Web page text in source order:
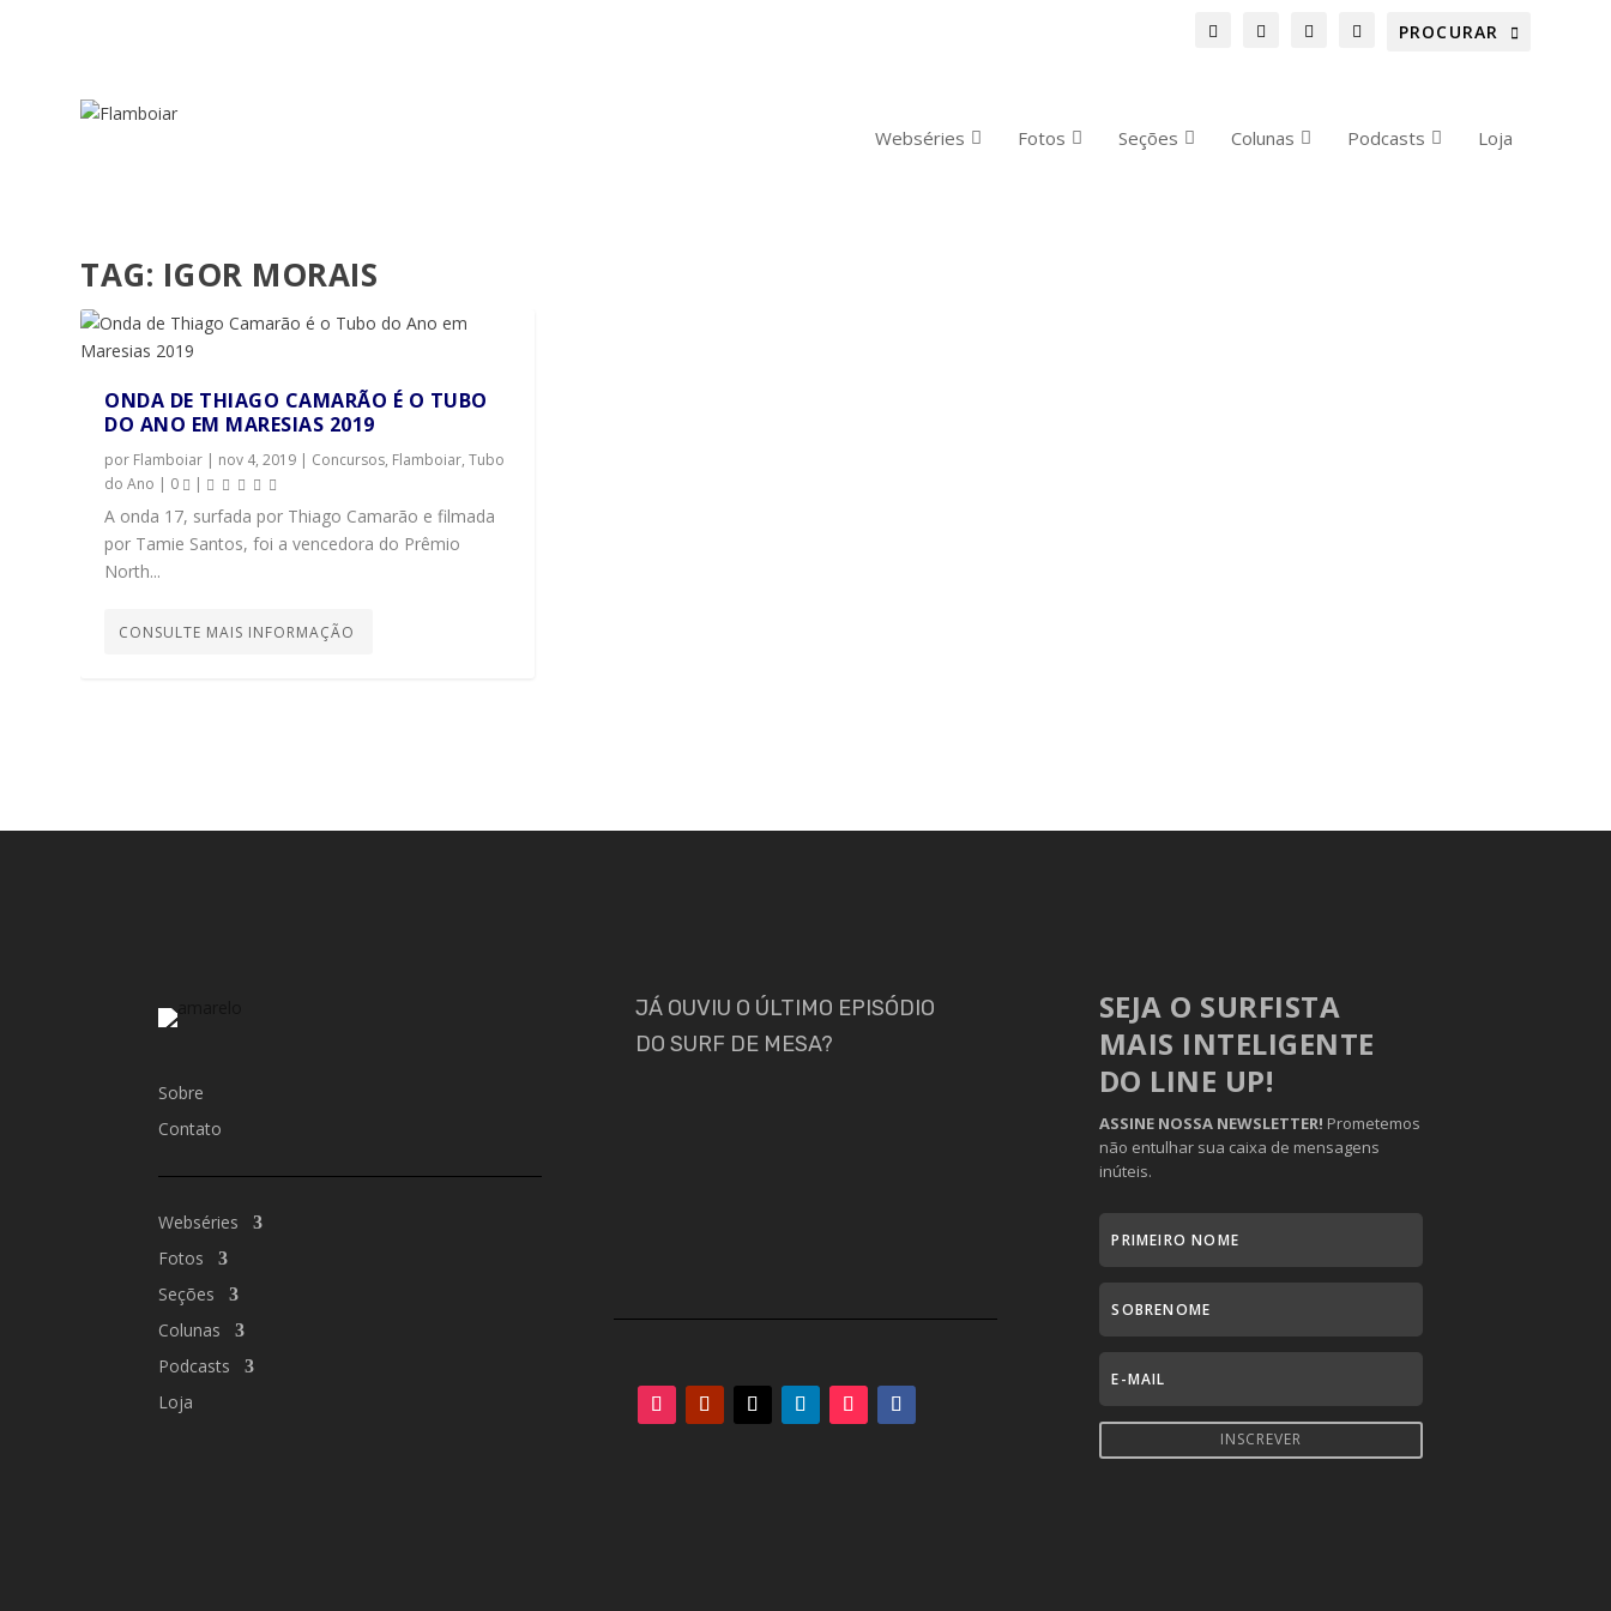
Webséries Fotos Seções Colunas Podcasts Loja
TAG: IGOR MORAIS
ONDA DE THIAGO CAMARÃO É O TUBO
DO ANO EM MARESIAS 2019
por Flamboiar | nov 4, 2019 | Concursos, Flamboiar,Tubo
do Ano | 0 |
A onda 17, surfada por Thiago Camarão e filmada
por Tamie Santos, foi a vencedora do Prêmio
North...
CONSULTE MAIS INFORMAÇÃO
Sobre
Contato
Webséries
Fotos
Seções
Colunas
Podcasts
Loja
JÁ OUVIU O ÚLTIMO EPISÓDIO
DO SURF DE MESA?
SEJA O SURFISTA
MAIS INTELIGENTE
DO LINE UP!
ASSINE NOSSA NEWSLETTER! Prometemos
não entulhar sua caixa de mensagens
inúteis.
INSCREVER